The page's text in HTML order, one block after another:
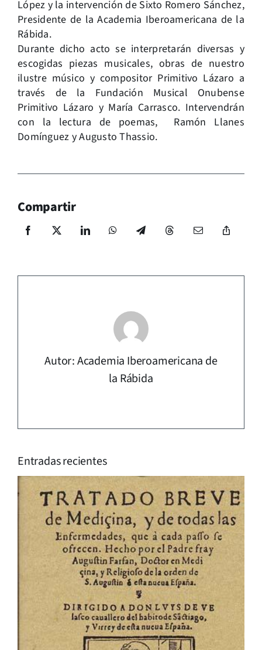
López y la intervención de Sixto Romero Sánchez,
Presidente de la Academia Iberoamericana de la
Rábida.
Durante dicho acto se interpretarán diversas y
escogidas piezas musicales, obras de nuestro
ilustre músico y compositor Primitivo Lázaro a
través de la Fundación Musical Onubense
Primitivo Lázaro y María Carrasco. Intervendrán
con la lectura de poemas, Ramón Llanes
Domínguez y Augusto Thassio.
Compartir
Autor: Academia Iberoamericana de
la Rábida
Entradas recientes